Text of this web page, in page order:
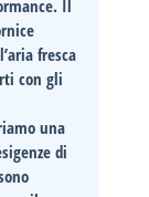
Il
fresca
con gli
una
di